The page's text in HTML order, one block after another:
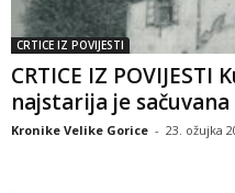
CRTICE IZ POVIJESTI
CRTICE IZ
najstarija je
Kronike Velike Gorice - 23. ožujka